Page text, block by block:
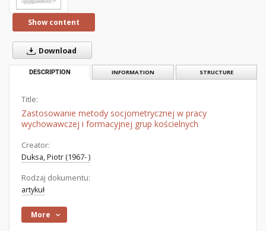
Show content
Download
DESCRIPTION INFORMATION STRUCTURE
Title:
Zastosowanie metody socjometrycznej w pracy
wychowawczej i formacyjnej grup kościelnych
Creator:
Duksa, Piotr (1967- )
Rodzaj dokumentu:
artykuł
More